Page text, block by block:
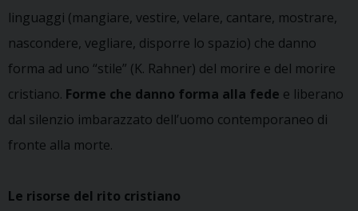
linguaggi (mangiare, vestire, velare, cantare, mostrare,
nascondere, vegliare, disporre lo spazio) che danno
forma ad uno “stile” (K. Rahner) del morire e del morire
cristiano. Forme che danno forma alla fede e liberano
dal silenzio imbarazzato dell’uomo contemporaneo di
fronte alla morte.
Le risorse del rito cristiano